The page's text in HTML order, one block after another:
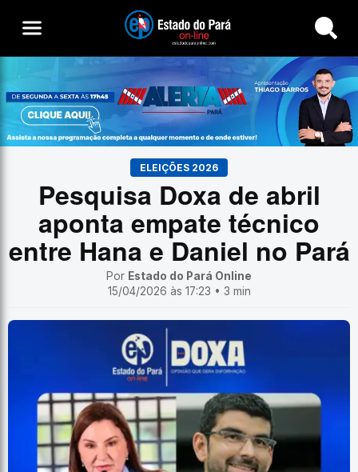
Buscar
ELEIÇÕES 2026
Pesquisa Doxa de abril
aponta empate técnico
entre Hana e Daniel no Pará
Por Estado do Pará Online
15/04/2026 às 17:23 • 3 min